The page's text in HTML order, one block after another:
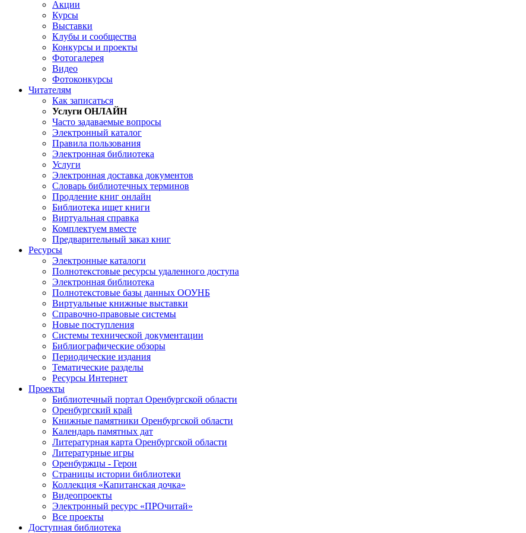
Акции
Курсы
Выставки
Клубы и сообщества
Конкурсы и проекты
Фотогалерея
Видео
Фотоконкурсы
Читателям
Как записаться
Услуги ОНЛАЙН
Часто задаваемые вопросы
Электронный каталог
Правила пользования
Электронная библиотека
Услуги
Электронная доставка документов
Словарь библиотечных терминов
Продление книг онлайн
Библиотека ищет книги
Виртуальная справка
Комплектуем вместе
Предварительный заказ книг
Ресурсы
Электронные каталоги
Полнотекстовые ресурсы удаленного доступа
Электронная библиотека
Полнотекстовые базы данных ООУНБ
Виртуальные книжные выставки
Справочно-правовые системы
Новые поступления
Cистемы технической документации
Библиографические обзоры
Периодические издания
Тематические разделы
Ресурсы Интернет
Проекты
Библиотечный портал Оренбургской области
Оренбургский край
Книжные памятники Оренбургской области
Календарь памятных дат
Литературная карта Оренбургской области
Литературные игры
Оренбуржцы - Герои
Страницы истории библиотеки
Коллекция «Капитанская дочка»
Видеопроекты
Электронный ресурс «ПРОчитай»
Все проекты
Доступная библиотека